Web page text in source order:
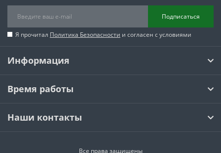
Подписаться
Я прочитал Политика Безопасности и согласен с условиями
Информация
Время работы
Наши контакты
Все права защищены